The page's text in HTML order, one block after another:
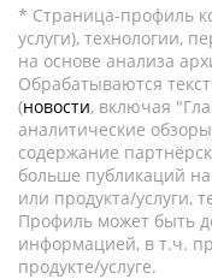
* Страница-профиль
услуги), технологии,
на основе анализа
Обрабатываются
(новости, включая
аналитические
содержание
больше публикаций
или продукта/услуги,
Профиль может быть
информацией, в т.ч.
продукте/услуге.